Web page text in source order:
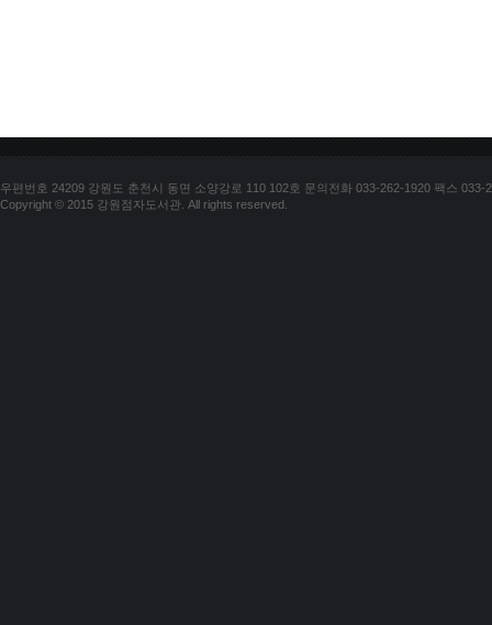
우편번호 24209 강원도 춘천시 동면 소양강로 110 102호 문의전화 033-262-1920 팩스 033-
Copyright © 2015 강원점자도서관. All rights reserved.